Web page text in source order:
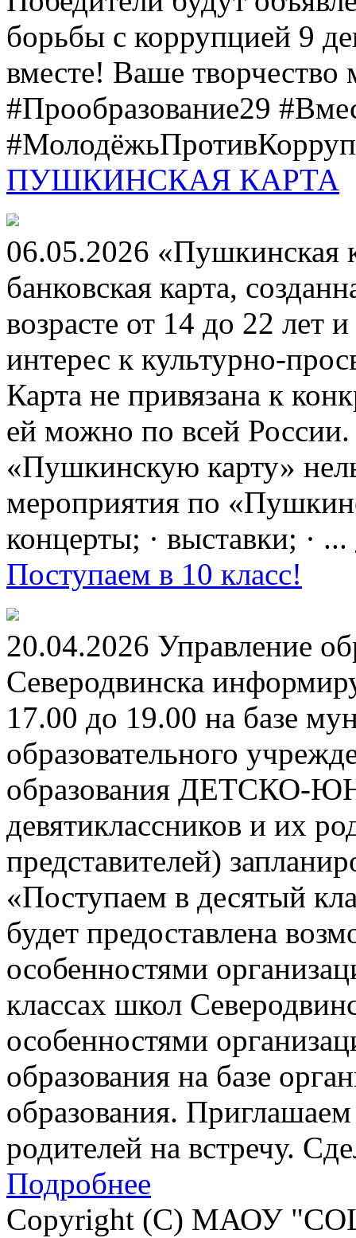
борьбы с коррупцией 9
вместе! Ваше творчество
#Прообразование29
ПУШКИНСКАЯ КАРТА
06.05.2026 «Пушкинская
банковская карта,
возрасте от 14 до 22 лет
интерес к культурно-
Карта не привязана к
ей можно по всей
«Пушкинскую карту»
мероприятия по
концерты; · выставки; · ...
Поступаем в 10 класс!
20.04.2026 Управление
Северодвинска
17.00 до 19.00 на базе
образовательного
образования
девятиклассников и их
представителей)
«Поступаем в десятый
будет предоставлена
особенностями
классах школ
особенностями
образования на базе
образования.
родителей на встречу.
Подробнее
Copyright (C) МАОУ